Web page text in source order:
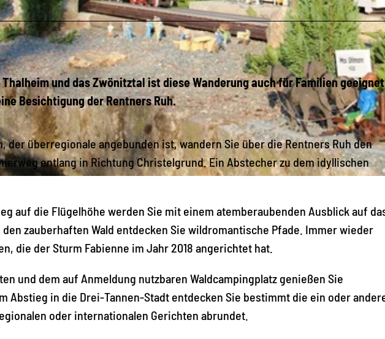
und das Zwönitztal ist diese Wanderung auch für Familien
Besichtigung der Rentners Ruh.
der überregionale angebunden ist, wandern Sie über die Rentners Ruh den
entlang in Richtung Christelgrund. Ein Abstecher zu dem idyllischen
auf die Flügelhöhe werden Sie mit einem atemberaubenden Ausblick auf
zauberhaften Wald entdecken Sie wildromantische Pfade. Immer wieder
die der Sturm Fabienne im Jahr 2018 angerichtet hat.
und dem auf Anmeldung nutzbaren Waldcampingplatz genießen Sie
Abstieg in die Drei-Tannen-Stadt entdecken Sie bestimmt die ein oder
oder internationalen Gerichten abrundet.